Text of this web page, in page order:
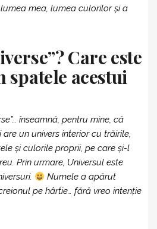
mea, lumea culorilor și a
Care este
spatele acestui
înseamnă, pentru mine, că
are un univers interior cu trăirile,
și culorile proprii, pe care și-l
Prin urmare, Universul este
Numele a apărut
pe hârtie… fără vreo intenție